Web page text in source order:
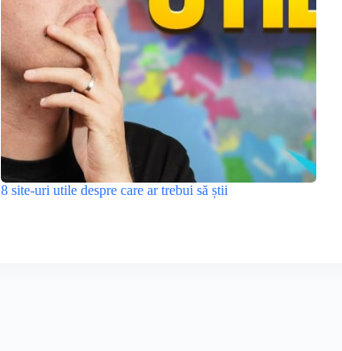
8 site-uri utile despre care ar trebui să știi